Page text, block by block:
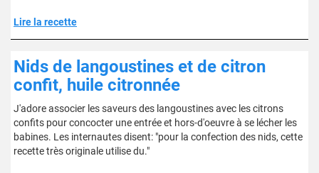
Lire la recette
Nids de langoustines et de citron
confit, huile citronnée
J'adore associer les saveurs des langoustines avec les citrons
confits pour concocter une entrée et hors-d'oeuvre à se lécher les
babines. Les internautes disent: "pour la confection des nids, cette
recette très originale utilise du."